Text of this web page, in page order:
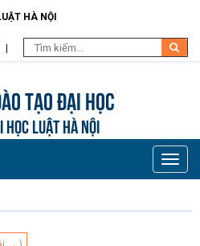
HÀ NỘI
Tạo đại học
HỌC LUẬT HÀ NỘI
Toggle